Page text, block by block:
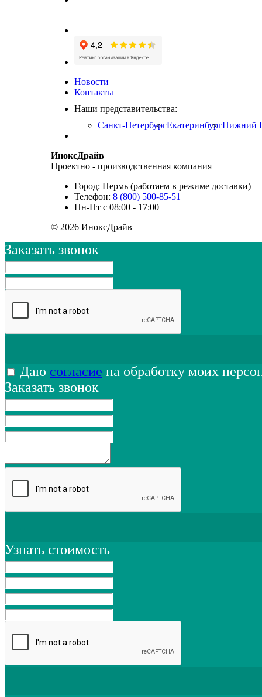
Новости
Контакты
Наши представительства:
Санкт-ПетербургЕкатеринбургНижний
ИноксДрайв
Проектно - производственная компания
Город: Пермь (работаем в режиме доставки)
Телефон: 8 (800) 500-85-51
Пн-Пт с 08:00 - 17:00
© 2026 ИноксДрайв
Заказать звонок
Даю согласие на обработку моих
Заказать звонок
Узнать стоимость